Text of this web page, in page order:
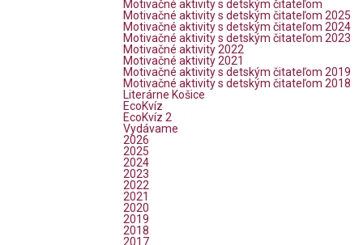
Motivačné aktivity s detským čitateľom
Motivačné aktivity s detským čitateľom 2025
Motivačné aktivity s detským čitateľom 2024
Motivačné aktivity s detským čitateľom 2023
Motivačné aktivity 2022
Motivačné aktivity 2021
Motivačné aktivity s detským čitateľom 2019
Motivačné aktivity s detským čitateľom 2018
Literárne Košice
EcoKvíz
EcoKvíz 2
Vydávame
2026
2025
2024
2023
2022
2021
2020
2019
2018
2017